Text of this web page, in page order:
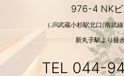
976-4 NK
（JR武蔵小杉駅北口(南武
新丸子駅より徒
TEL 044-